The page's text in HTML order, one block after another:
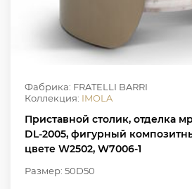
Фабрика: FRATELLI BARRI
Коллекция: IMOLA
Приставной столик, отделка
DL-2005, фигурный
цвете W2502, W7006-1
Размер: 50D50